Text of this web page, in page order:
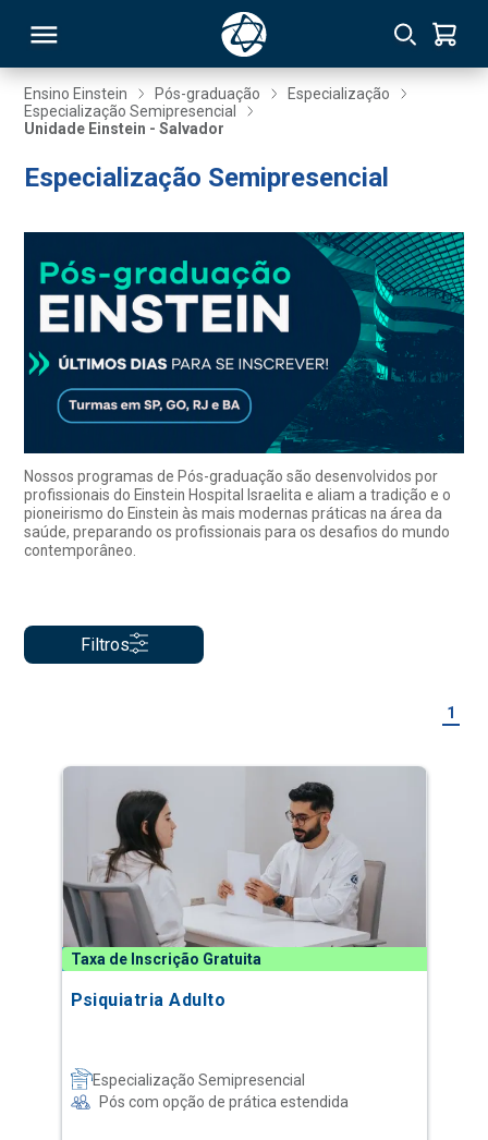
Ensino Einstein Pós-graduação
Especialização
Especialização Semipresencial
Unidade Einstein - Salvador
Especialização Semipresencial
Nossos programas de Pós-graduação são desenvolvidos por
profissionais do Einstein Hospital Israelita e aliam a tradição e o
pioneirismo do Einstein às mais modernas práticas na área da
saúde, preparando os profissionais para os desafios do mundo
contemporâneo.
Filtros
1
Taxa de Inscrição Gratuita
Psiquiatria Adulto
Especialização Semipresencial
Pós com opção de prática estendida